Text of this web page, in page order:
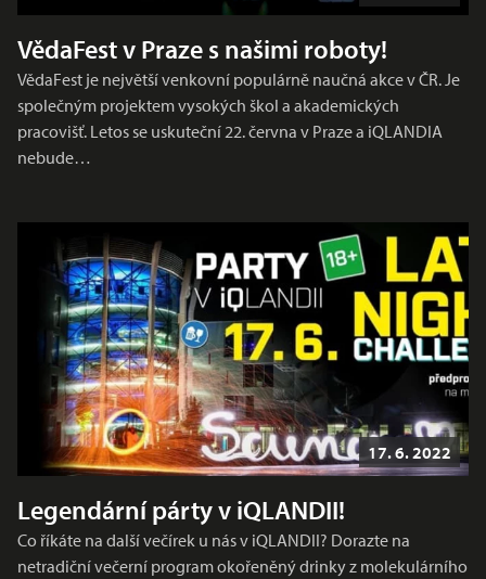
VědaFest v Praze s našimi roboty!
VědaFest je největší venkovní populárně naučná akce v ČR. Je
společným projektem vysokých škol a akademických
pracovišť. Letos se uskuteční 22. června v Praze a iQLANDIA
nebude…
17. 6. 2022
Legendární párty v iQLANDII!
Co říkáte na další večírek u nás v iQLANDII? Dorazte na
netradiční večerní program okořeněný drinky z molekulárního